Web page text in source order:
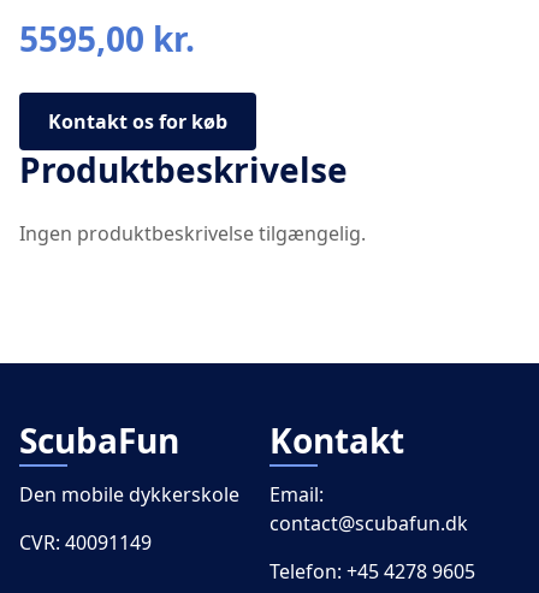
5595,00 kr.
Kontakt os for køb
Produktbeskrivelse
Ingen produktbeskrivelse tilgængelig.
ScubaFun
Den mobile dykkerskole
CVR: 40091149
Kontakt
Email:
contact@scubafun.dk
Telefon: +45 4278 9605